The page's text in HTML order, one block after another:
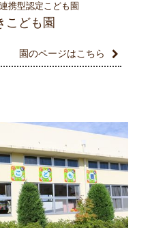
携型認定こども園
こども園
園のページはこちら